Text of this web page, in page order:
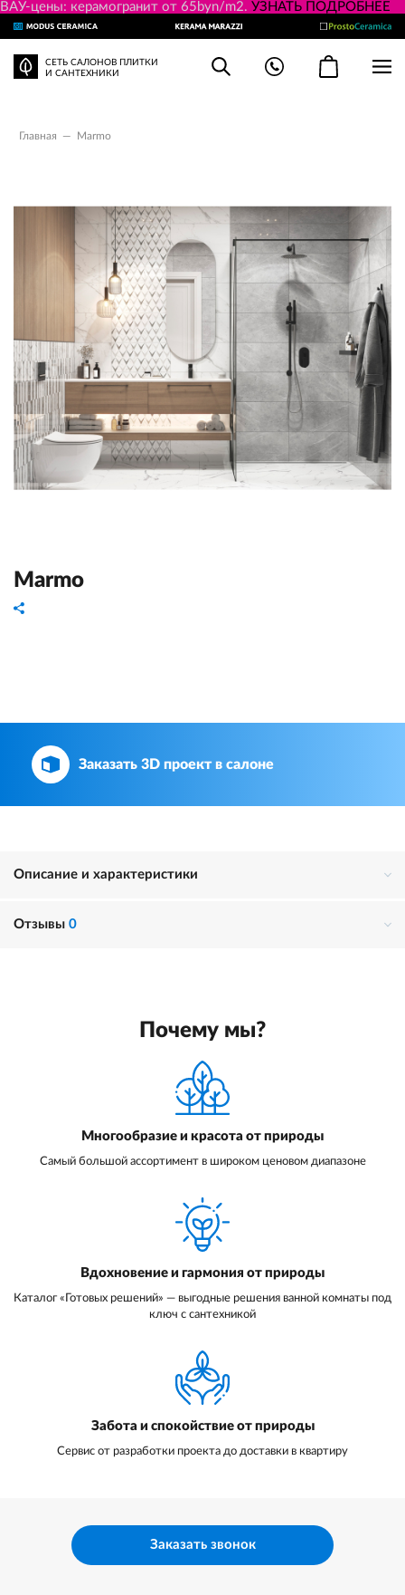
ВАУ-цены: керамогранит от 65byn/m2. УЗНАТЬ ПОДРОБНЕЕ
СЕТЬ САЛОНОВ ПЛИТКИ
И САНТЕХНИКИ
Главная — Marmo
Marmo
Заказать 3D проект в салоне
Описание и характеристики
Отзывы 0
Почему мы?
Многообразие и красота от природы
Самый большой ассортимент в широком ценовом диапазоне
Вдохновение и гармония от природы
Каталог «Готовых решений» — выгодные решения ванной комнаты под
ключ с сантехникой
Забота и спокойствие от природы
Сервис от разработки проекта до доставки в квартиру
Заказать звонок